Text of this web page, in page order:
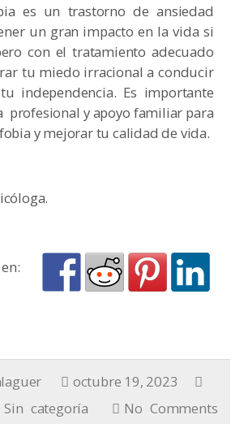
es un trastorno de ansiedad
un gran impacto en la vida si
con el tratamiento adecuado
tu miedo irracional a conducir
independencia. Es importante
profesional y apoyo familiar para
y mejorar tu calidad de vida.
en:
octubre 19, 2023
Sin categoría
No Comments